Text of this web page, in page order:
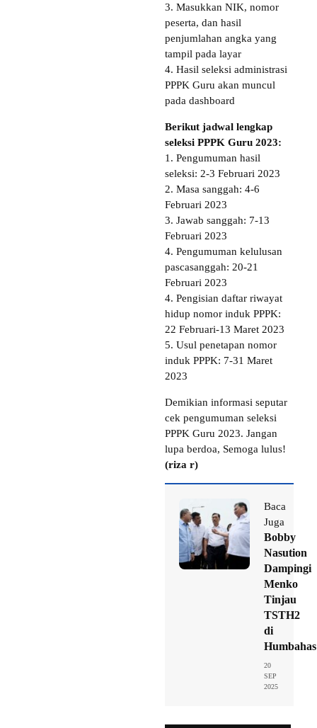
3. Masukkan NIK, nomor
peserta, dan hasil
penjumlahan angka yang
tampil pada layar
4. Hasil seleksi administrasi
PPPK Guru akan muncul
pada dashboard
Berikut jadwal lengkap
seleksi PPPK Guru 2023:
1. Pengumuman hasil
seleksi: 2-3 Februari 2023
2. Masa sanggah: 4-6
Februari 2023
3. Jawab sanggah: 7-13
Februari 2023
4. Pengumuman kelulusan
pascasanggah: 20-21
Februari 2023
4. Pengisian daftar riwayat
hidup nomor induk PPPK:
22 Februari-13 Maret 2023
5. Usul penetapan nomor
induk PPPK: 7-31 Maret
2023
Demikian informasi seputar
cek pengumuman seleksi
PPPK Guru 2023. Jangan
lupa berdoa, Semoga lulus!
(riza r)
Baca
Juga
Bobby
Nasution
Dampingi
Menko
Tinjau
TSTH2
di
Humbahas
20
SEP
2025